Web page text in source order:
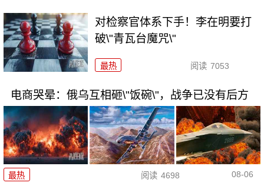
对检察官体系下手！李在明要打
破\"青瓦台魔咒\"
最热 阅读 7053
电商哭晕：俄乌互相砸\"饭碗\"，战争已没有后方
最热 阅读 4698 08-06